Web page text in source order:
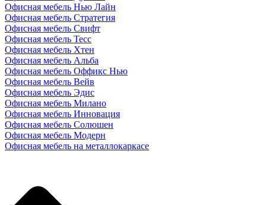
Офисная мебель Нью Лайн
Офисная мебель Стратегия
Офисная мебель Свифт
Офисная мебель Тесс
Офисная мебель Хтен
Офисная мебель Альба
Офисная мебель Оффикс Нью
Офисная мебель Вейв
Офисная мебель Эдис
Офисная мебель Милано
Офисная мебель Инновация
Офисная мебель Солюшен
Офисная мебель Модерн
Офисная мебель на металлокаркасе